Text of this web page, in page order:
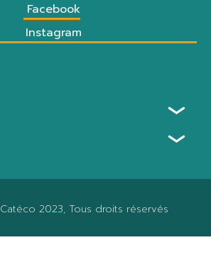
Facebook
Instagram
Catéco 2023, Tous droits réservés